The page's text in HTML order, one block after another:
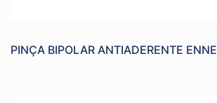
PINÇA BIPOLAR ANTIADERENTE ENNE